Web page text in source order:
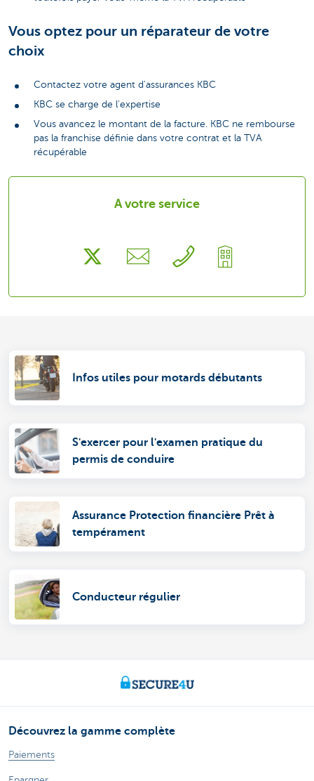
Vous optez pour un réparateur de votre
choix
Contactez votre agent d'assurances KBC
KBC se charge de l'expertise
Vous avancez le montant de la facture. KBC ne rembourse
pas la franchise définie dans votre contrat et la TVA
récupérable
A votre service
Infos utiles pour motards débutants
S'exercer pour l'examen pratique du
permis de conduire
Assurance Protection financière Prêt à
tempérament
Conducteur régulier
Découvrez la gamme complète
Paiements